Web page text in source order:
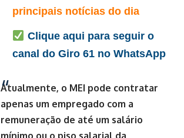
principais notícias do dia
Clique aqui para seguir o
canal do Giro 61 no WhatsApp
Atualmente, o MEI pode contratar
apenas um empregado com a
remuneração de até um salário
mínimo ou o piso salarial da